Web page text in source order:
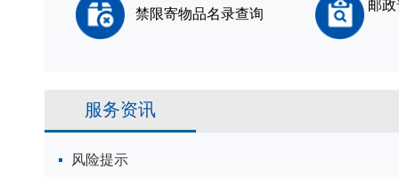
禁限寄物品名录查询
邮
服务资讯
风险提示